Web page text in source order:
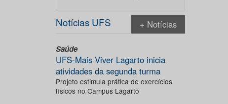
Notícias UFS + Notícias
Saúde
UFS-Mais Viver Lagarto inicia
atividades da segunda turma
Projeto estimula prática de exercícios
físicos no Campus Lagarto